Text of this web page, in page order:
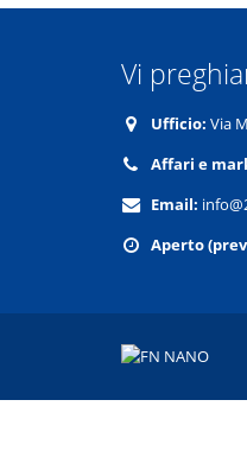
Vi
Ufficio: Via
Affari e
Email:
Aperto